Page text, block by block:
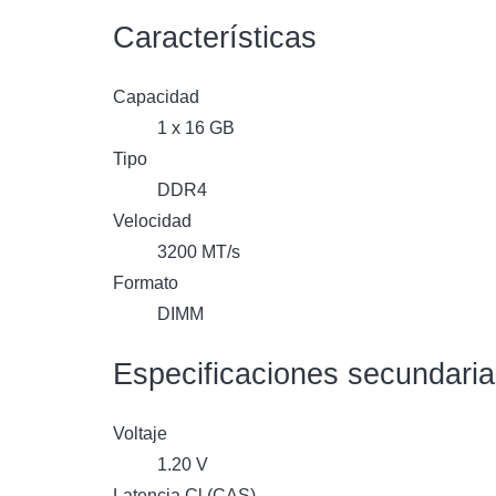
Características
Capacidad
1 x 16 GB
Tipo
DDR4
Velocidad
3200 MT/s
Formato
DIMM
Especificaciones
Voltaje
1.20 V